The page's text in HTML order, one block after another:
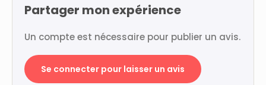
Partager mon expérience
Un compte est nécessaire pour publier un avis.
Se connecter pour laisser un avis